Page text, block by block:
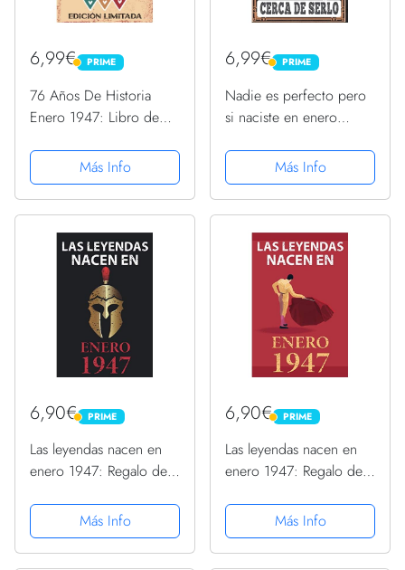
6,99€ PRIME
PRIME
76 Años De Historia
Enero 1947: Libro de
páginas de
felicitaciones, idea de
regalo, regalo Para la
madre
Más Info
6,99€ PRIME
PRIME
Nadie es perfecto pero
si naciste en enero
cumpleaños de enero |
Citas de motivación |
Feliz cumpleaños |
... de...
Más Info
6,90€ PRIME
PRIME
Las leyendas nacen en
enero 1947: Regalo de
para hombre y mujer de
74 años I Cita positiva ,
humor I Cuaderno ,
Más Info
6,90€ PRIME
PRIME
Las leyendas nacen en
enero 1947: Regalo de
para hombre y mujer de
74 años I Cita positiva ,
humor I Cuaderno ,
Más Info